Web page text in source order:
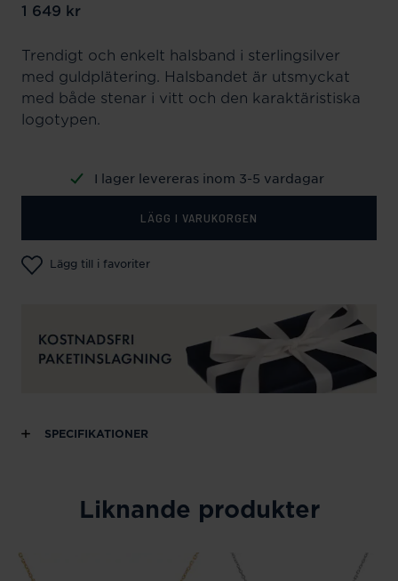
Pris:1 649 kr
1 649 kr
Trendigt och enkelt halsband i sterlingsilver
med guldplätering. Halsbandet är utsmyckat
med både stenar i vitt och den karaktäristiska
logotypen.
I lager levereras inom 3-5 vardagar
LÄGG I VARUKORGEN
Lägg till i favoriter
SPECIFIKATIONER
Liknande produkter